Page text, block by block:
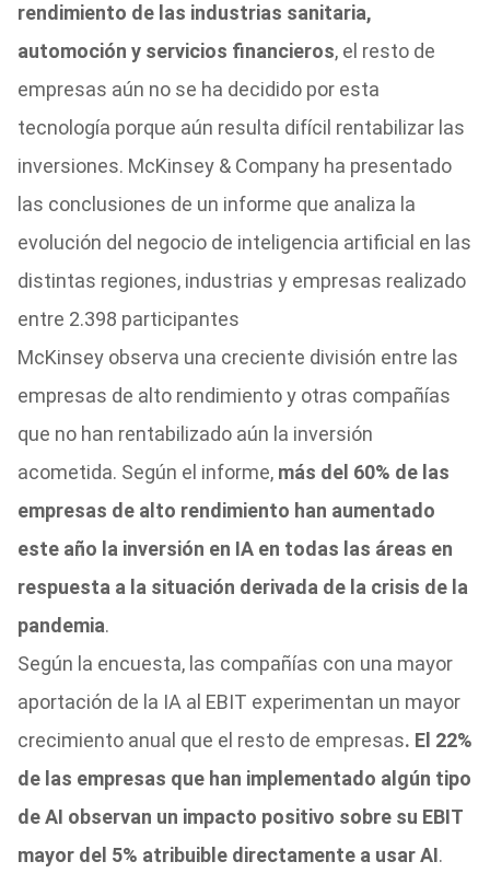
rendimiento de las industrias sanitaria,
automoción y servicios financieros, el resto de
empresas aún no se ha decidido por esta
tecnología porque aún resulta difícil rentabilizar las
inversiones. McKinsey & Company ha presentado
las conclusiones de un informe que analiza la
evolución del negocio de inteligencia artificial en las
distintas regiones, industrias y empresas realizado
entre 2.398 participantes
McKinsey observa una creciente división entre las
empresas de alto rendimiento y otras compañías
que no han rentabilizado aún la inversión
acometida. Según el informe, más del 60% de las
empresas de alto rendimiento han aumentado
este año la inversión en IA en todas las áreas en
respuesta a la situación derivada de la crisis de la
pandemia.
Según la encuesta, las compañías con una mayor
aportación de la IA al EBIT experimentan un mayor
crecimiento anual que el resto de empresas. El 22%
de las empresas que han implementado algún tipo
de AI observan un impacto positivo sobre su EBIT
mayor del 5% atribuible directamente a usar AI.